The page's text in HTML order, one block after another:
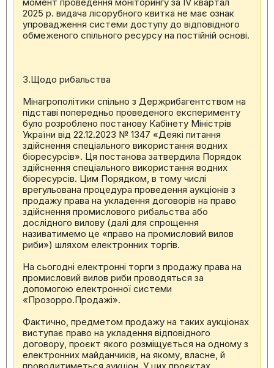
2025 р. видача лісорубного квитка не має ознак
упровадження системи доступу до відповідного
обмеженого спільного ресурсу на постійній основі.
3.Щодо рибальства
Мінагрополітики спільно з Держрибагентством на
підставі попередньо проведеного експерименту
було розроблено постанову Кабінету Міністрів
України від 22.12.2023 № 1347 «Деякі питання
здійснення спеціального використання водних
біоресурсів». Ця постанова затвердила Порядок
здійснення спеціального використання водних
біоресурсів. Цим Порядком, в тому числі
врегульована процедура проведення аукціонів з
продажу права на укладення договорів на право
здійснення промислового рибальства або
дослідного вилову (далі для спрощення
називатимемо це «право на промисловий вилов
риби») шляхом електронних торгів.
На сьогодні електронні торги з продажу права на
промисловий вилов риби проводяться за
допомогою електронної системи
«Прозорро.Продажі».
Фактично, предметом продажу на таких аукціонах
виступає право на укладення відповідного
договору, проєкт якого розміщується на одному з
електронних майданчиків, на якому, власне, й